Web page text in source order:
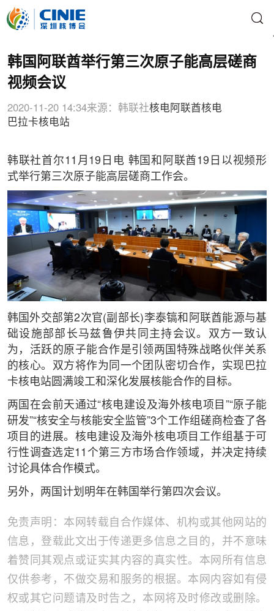
韩国阿联酋举行第三次原子能高层磋商
视频会议
2020-11-20 14:34来源：韩联社核电 阿联酋核电
巴拉卡核电站
韩联社首尔11月19日电 韩国和阿联酋19日以视频形
式举行第三次原子能高层磋商工作会。
韩国外交部第2次官(副部长)李泰镐和阿联酋能源与基
础设施部部长马兹鲁伊共同主持会议。双方一致认
为，活跃的原子能合作是引领两国特殊战略伙伴关系
的核心。双方将作为同一个团队密切合作，实现巴拉
卡核电站圆满竣工和深化发展核能合作的目标。
两国在会前天通过“核电建设及海外核电项目”“原子能
研发”“核安全与核能安全监管”3个工作组磋商检查了各
项目的进展。核电建设及海外核电项目工作组基于可
行性调查选定11个第三方市场合作领域，并决定持续
讨论具体合作模式。
另外，两国计划明年在韩国举行第四次会议。
免责声明：本网转载自合作媒体、机构或其他网站的
信息，登载此文出于传递更多信息之目的，并不意味
着赞同其观点或证实其内容的真实性。本网所有信息
仅供参考，不做交易和服务的根据。本网内容如有侵
权或其它问题请及时告之，本网将及时修改或删除。